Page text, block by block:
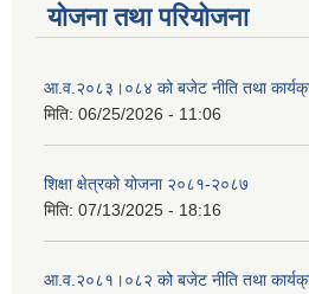
योजना तथा परियोजना
आ.व.२०८३।०८४ को बजेट नीति तथा
मिति: 06/25/2026 - 11:06
शिक्षा क्षेत्रको योजना २०८१-२०८७
मिति: 07/13/2025 - 18:16
आ.व.२०८१।०८२ को बजेट नीति तथा